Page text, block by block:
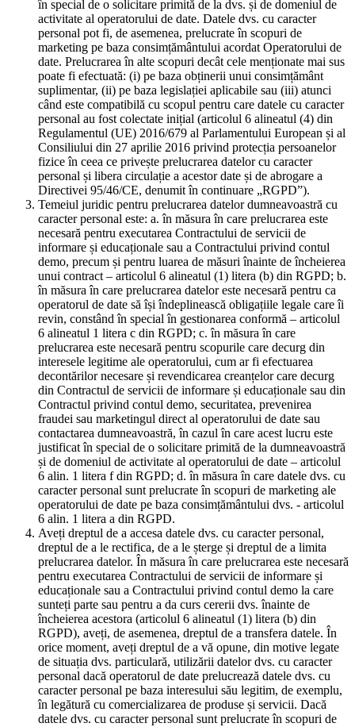
în special de o solicitare primită de la dvs. și de domeniul de
activitate al operatorului de date. Datele dvs. cu caracter
personal pot fi, de asemenea, prelucrate în scopuri de
marketing pe baza consimțământului acordat Operatorului de
date. Prelucrarea în alte scopuri decât cele menționate mai sus
poate fi efectuată: (i) pe baza obținerii unui consimțământ
suplimentar, (ii) pe baza legislației aplicabile sau (iii) atunci
când este compatibilă cu scopul pentru care datele cu caracter
personal au fost colectate inițial (articolul 6 alineatul (4) din
Regulamentul (UE) 2016/679 al Parlamentului European și al
Consiliului din 27 aprilie 2016 privind protecția persoanelor
fizice în ceea ce privește prelucrarea datelor cu caracter
personal și libera circulație a acestor date și de abrogare a
Directivei 95/46/CE, denumit în continuare „RGPD”).
Temeiul juridic pentru prelucrarea datelor dumneavoastră cu
caracter personal este: a. în măsura în care prelucrarea este
necesară pentru executarea Contractului de servicii de
informare și educaționale sau a Contractului privind contul
demo, precum și pentru luarea de măsuri înainte de încheierea
unui contract – articolul 6 alineatul (1) litera (b) din RGPD; b.
în măsura în care prelucrarea datelor este necesară pentru ca
operatorul de date să își îndeplinească obligațiile legale care îi
revin, constând în special în gestionarea conformă – articolul
6 alineatul 1 litera c din RGPD; c. în măsura în care
prelucrarea este necesară pentru scopurile care decurg din
interesele legitime ale operatorului, cum ar fi efectuarea
decontărilor necesare și revendicarea creanțelor care decurg
din Contractul de servicii de informare și educaționale sau din
Contractul privind contul demo, securitatea, prevenirea
fraudei sau marketingul direct al operatorului de date sau
contactarea dumneavoastră, în cazul în care acest lucru este
justificat în special de o solicitare primită de la dumneavoastră
și de domeniul de activitate al operatorului de date – articolul
6 alin. 1 litera f din RGPD; d. în măsura în care datele dvs. cu
caracter personal sunt prelucrate în scopuri de marketing ale
operatorului de date pe baza consimțământului dvs. - articolul
6 alin. 1 litera a din RGPD.
Aveți dreptul de a accesa datele dvs. cu caracter personal,
dreptul de a le rectifica, de a le șterge și dreptul de a limita
prelucrarea datelor. În măsura în care prelucrarea este necesară
pentru executarea Contractului de servicii de informare și
educaționale sau a Contractului privind contul demo la care
sunteți parte sau pentru a da curs cererii dvs. înainte de
încheierea acestora (articolul 6 alineatul (1) litera (b) din
RGPD), aveți, de asemenea, dreptul de a transfera datele. În
orice moment, aveți dreptul de a vă opune, din motive legate
de situația dvs. particulară, utilizării datelor dvs. cu caracter
personal dacă operatorul de date prelucrează datele dvs. cu
caracter personal pe baza interesului său legitim, de exemplu,
în legătură cu comercializarea de produse și servicii. Dacă
datele dvs. cu caracter personal sunt prelucrate în scopuri de